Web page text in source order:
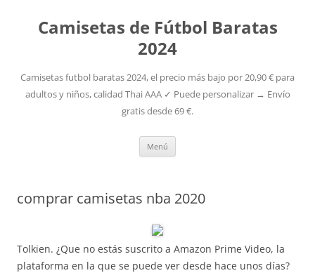
Camisetas de Fútbol Baratas
2024
Camisetas futbol baratas 2024, el precio más bajo por 20,90 € para
adultos y niños, calidad Thai AAA ✓ Puede personalizar → Envío
gratis desde 69 €.
Menú
comprar camisetas nba 2020
Tolkien. ¿Que no estás suscrito a Amazon Prime Video, la
plataforma en la que se puede ver desde hace unos días?